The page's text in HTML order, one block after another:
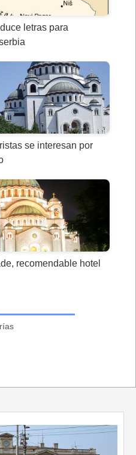
letras para
se interesan por
recomendable hotel